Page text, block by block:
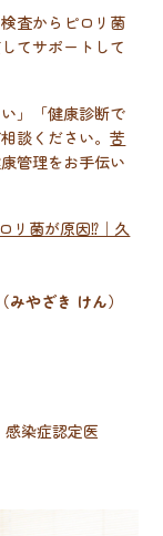
査からピロリ菌
てサポートして
」「健康診断で
談ください。苦
管理をお手伝い
リ菌が原因⁉️｜久
やざき けん）
感染症認定医